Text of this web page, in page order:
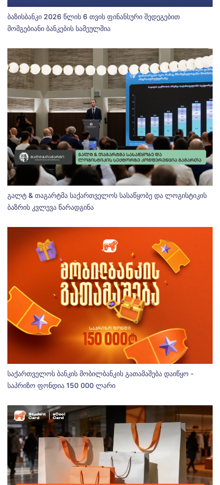
ბაზისბანკი 2026 წლის 6 თვის ფინანსური შედეგებით
მომგებიანი ბანკების სამეულშია
გალტ & თაგარტმა საქართველოს სასაწყობე და ლოგისტიკის
ბაზრის კვლევა წარადგინა
საქართველოს ბანკის მობილბანკის გათამაშება დაიწყო -
საპრიზო ფონდია 150 000 ლარი